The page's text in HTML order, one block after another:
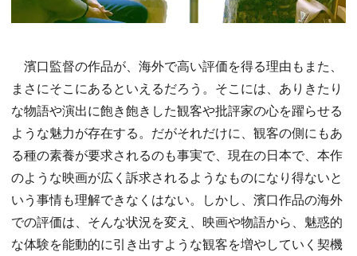
濱口監督の作品が、海外で高い評価を得る理由もまた、
まさにそこにあるといえるだろう。そこには、ありきたり
な物語や演出に飽き飽きした観客や批評家の心を躍らせる
ような魅力が存在する。だがそれだけに、観客の側にもあ
る種の素養が要求されるのも事実で、現在の日本で、本作
のような映画が広く訴求されるようなものになり得ないと
いう事情も理解できなくはない。しかし、濱口作品の海外
での評価は、そんな状況を変え、映画や物語から、魅惑的
な体験を能動的に引き出すような観客を増やしていく契機